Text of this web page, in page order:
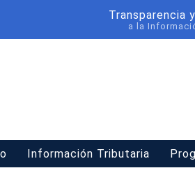
Transparencia
a la
Información Tributaria